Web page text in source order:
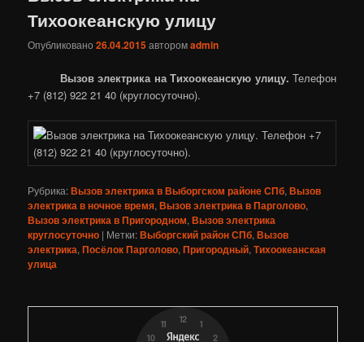
Тихоокеанскую улицу
Опубликовано26.04.2015авторомadmin
Вызов электрика на Тихоокеанскую улицу. Телефон
+7 (812) 922 21 40 (круглосуточно).
Рубрика:Вызов электрика в Выборгском районе СПб,Вызов
электрика в ночное время,Вызов электрика в Парголово,
Вызов электрика в Пригородном,Вызов электрика
круглосуточно | Метки:Выборгский район СПб,Вызов
электрика,Посёлок Парголово,Пригородный,Тихоокеанская
улица